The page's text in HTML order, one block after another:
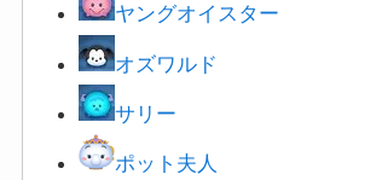
ヤングオイスター
オズワルド
サリー
ポット夫人